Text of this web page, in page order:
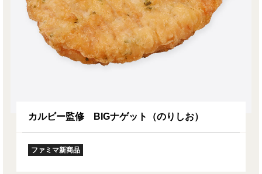
カルビー監修 BIGナゲット（のりしお）
ファミマ新商品